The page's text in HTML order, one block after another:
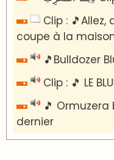
Clip :
coupe à la
🎵Bulldozer
Clip : 🎵 LE
🎵
dernier